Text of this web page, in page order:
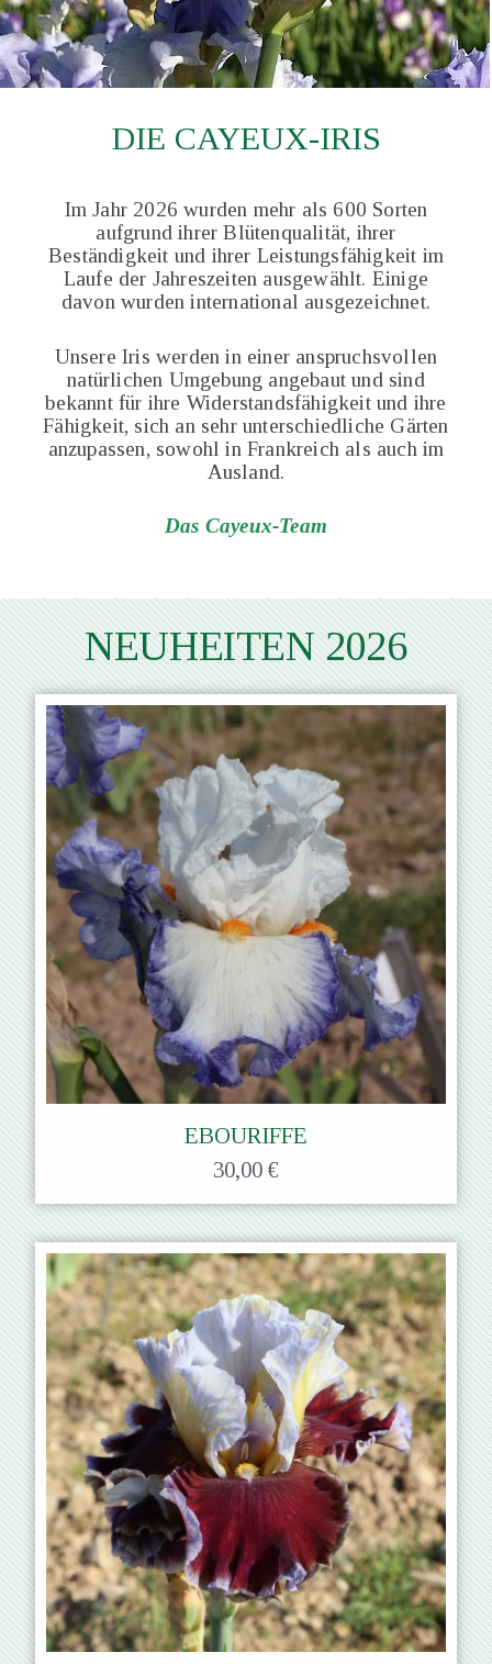
DIE CAYEUX-IRIS
Im Jahr 2026 wurden mehr als 600 Sorten
aufgrund ihrer Blütenqualität, ihrer
Beständigkeit und ihrer Leistungsfähigkeit im
Laufe der Jahreszeiten ausgewählt. Einige
davon wurden international ausgezeichnet.
Unsere Iris werden in einer anspruchsvollen
natürlichen Umgebung angebaut und sind
bekannt für ihre Widerstandsfähigkeit und ihre
Fähigkeit, sich an sehr unterschiedliche Gärten
anzupassen, sowohl in Frankreich als auch im
Ausland.
Das Cayeux-Team
NEUHEITEN 2026
EBOURIFFE
30,00 €